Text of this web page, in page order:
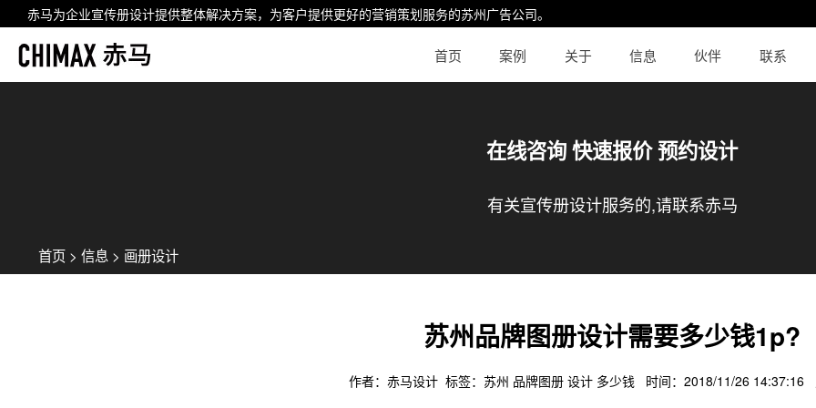
赤马为企业宣传册设计提供整体解决方案，为客户提供更好的营销策划服务的苏州广告公司。
首页 案例 关于 信息 伙伴 联系
在线咨询 快速报价 预约设计
有关宣传册设计服务的,请联系赤马
首页 > 信息 > 画册设计
苏州品牌图册设计需要多少钱1p?
作者：赤马设计 标签： 苏州 品牌图册 设计 多少钱 时间：2018/11/26 14:37:16